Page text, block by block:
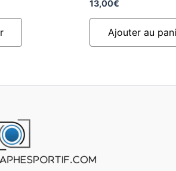
13,00€
Ajouter au